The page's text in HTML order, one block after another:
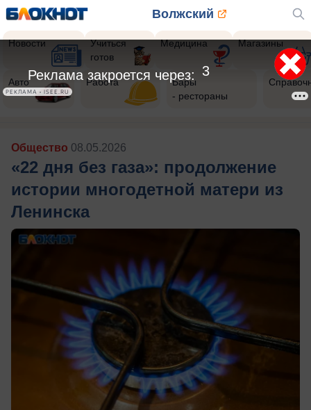
Волжский
Новости
Учиться
готов
Медицина Магазины
Авто Работа
Бары
- рестораны
Общество 08.05.2026
«22 дня без газа»: продолжение
истории многодетной матери из
Ленинска
1
Реклама закроется через:
РЕКЛАМА • ISEE.RU